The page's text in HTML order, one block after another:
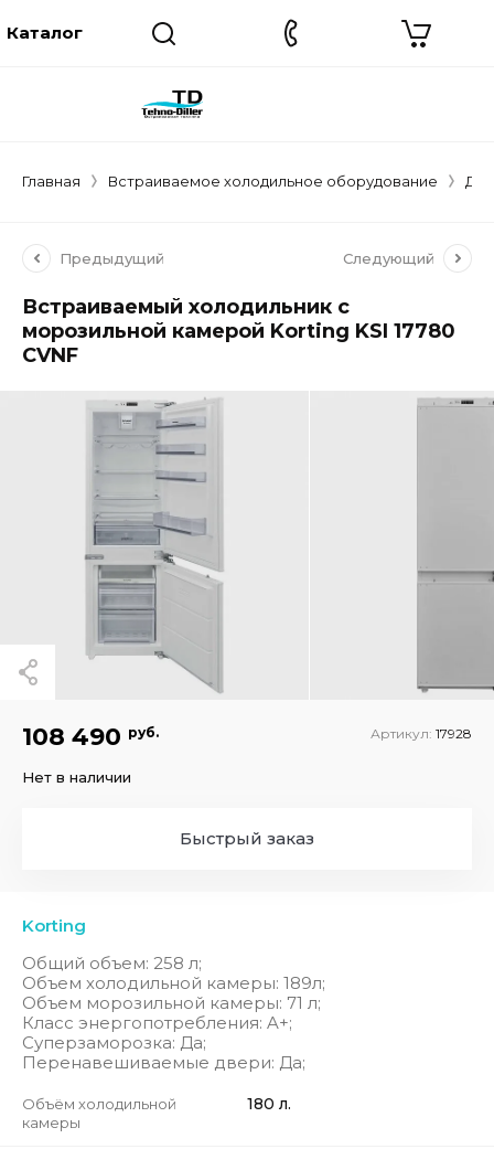
Главная Встраиваемое холодильное оборудование
Предыдущий Следующий
Встраиваемый холодильник с
морозильной камерой Korting KSI 17780
CVNF
Korting
Общий объем: 258 л;
Объем холодильной камеры: 189л;
Объем морозильной камеры: 71 л;
Класс энергопотребления: A+;
Суперзаморозка: Да;
Перенавешиваемые двери: Да;
Объём холодильной
камеры
180 л.
108 490 руб. Артикул: 17928
Нет в наличии
Быстрый заказ